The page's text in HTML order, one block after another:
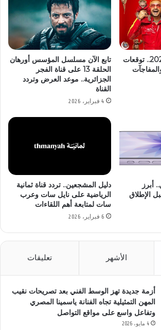
رامز ليفل الوحش 2026.. توقعات
تابع الآن مسلسل المؤسس أورهان
الحلقة 13 على قناة الفجر
الجزائرية.. موعد العرض وتردد
القناة
4 فبراير، 2026
آيفون 17 إي.. أبرز
الإطلاق
دليل المشجعين.. تردد قناة ثمانية
الرياضية على نايل سات وعرب
سات لمتابعة أهم اللقاءات
6 فبراير، 2026
الأشهر تعليقات
أزمة جديدة تهز الوسط الفني بعد تصريحات نقيب
المهن التمثيلية تجاه الفنانة ياسمينا المصري
وتفاعل واسع على مواقع التواصل
4 مايو، 2026